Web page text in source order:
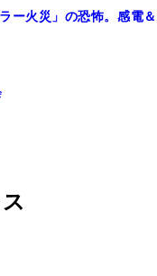
ー火災」の恐怖。感電＆